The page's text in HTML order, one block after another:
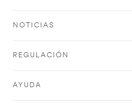
NOTICIAS
REGULACIÓN
AYUDA